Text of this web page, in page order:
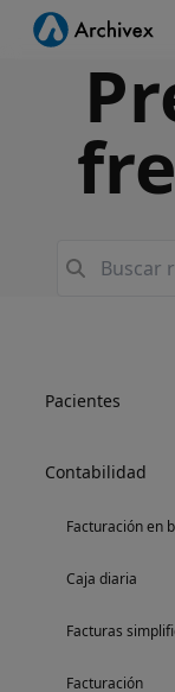
Pacientes
Contabilidad
Facturación en
Caja diaria
Facturas
Facturación